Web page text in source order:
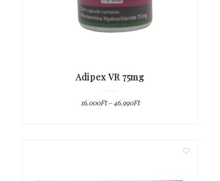
Adipex VR 75mg
16.000Ft–46.990Ft